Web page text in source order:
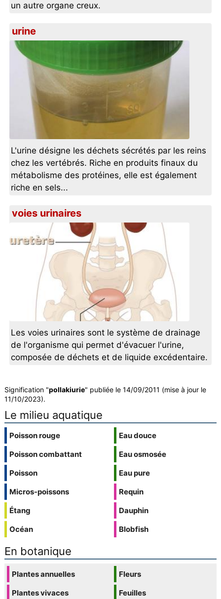
un autre organe creux.
urine
L'urine désigne les déchets sécrétés par les reins
chez les vertébrés. Riche en produits finaux du
métabolisme des protéines, elle est également
riche en sels...
voies urinaires
Les voies urinaires sont le système de drainage
de l'organisme qui permet d'évacuer l'urine,
composée de déchets et de liquide excédentaire.
Signification "pollakiurie" publiée le 14/09/2011 (mise à jour le
11/10/2023).
Le milieu aquatique
Poisson rouge
Poisson combattant
Poisson
Micros-poissons
Étang
Océan
Eau douce
Eau osmosée
Eau pure
Requin
Dauphin
Blobfish
En botanique
Plantes annuelles
Plantes vivaces
Fleurs
Feuilles